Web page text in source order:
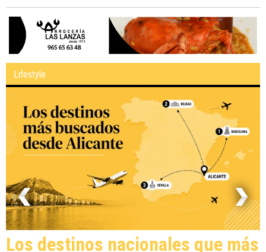
Lifestyle
Los destinos nacionales que más